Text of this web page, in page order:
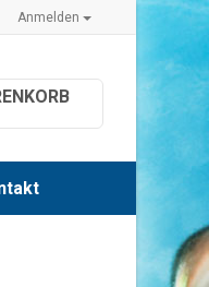
Anmelden